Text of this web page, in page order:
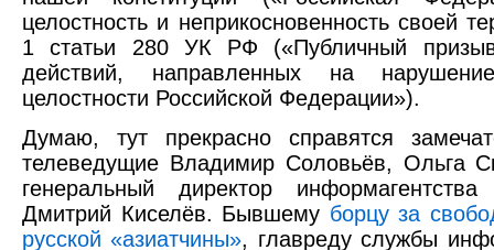
целостность и неприкосновенность своей
1 статьи 280 УК РФ («Публичный
действий, направленных на нарушение
целостности Российской Федерации»).
Думаю, тут прекрасно справятся
телеведущие Владимир Соловьёв, Ольга
генеральный директор
Дмитрий Киселёв. Бывшему борцу за
русской «азиатчины», главреду службы